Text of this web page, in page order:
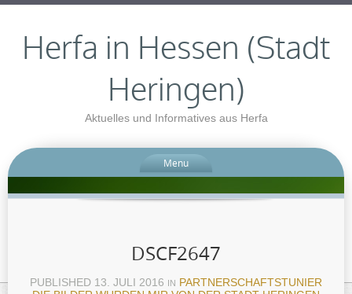
Herfa in Hessen (Stadt
Heringen)
Aktuelles und Informatives aus Herfa
Menu
DSCF2647
PUBLISHED 13. JULI 2016 IN PARTNERSCHAFTSTUNIER